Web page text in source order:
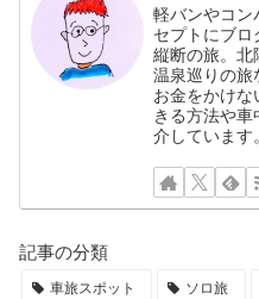
軽バンやコン
セプトにブ
縦断の旅。北
温泉巡りの旅
お金をかけ
きる方法や
介しています。
記事の分類
車旅スポット ソロ旅